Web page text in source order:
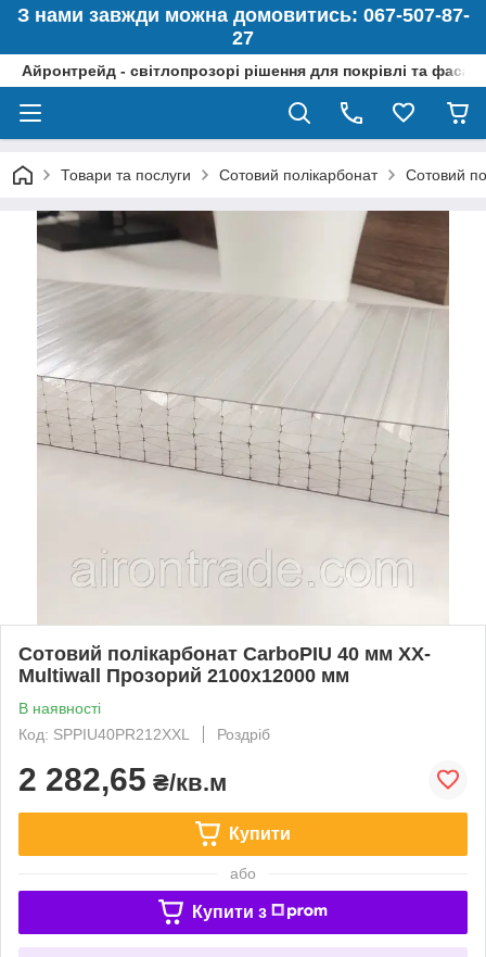
З нами завжди можна домовитись: 067-507-87-
27
Айронтрейд - світлопрозорі рішення для покрівлі та
Товари та послуги Сотовий полікарбонат Сотовий
Сотовий полікарбонат CarboPIU 40 мм XX-
Multiwall Прозорий 2100x12000 мм
В наявності
Код: SPPIU40PR212XXL
Роздріб
2 282,65 ₴/кв.м
Купити
або
Купити з